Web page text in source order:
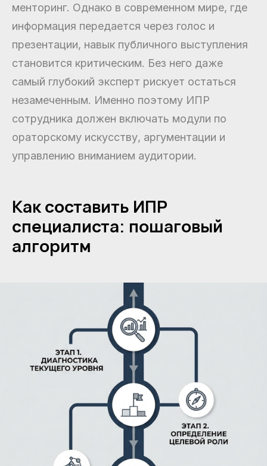
менторинг. Однако в современном мире, где
информация передается через голос и
презентации, навык публичного выступления
становится критическим. Без него даже
самый глубокий эксперт рискует остаться
незамеченным. Именно поэтому ИПР
сотрудника должен включать модули по
ораторскому искусству, аргументации и
управлению вниманием аудитории.
Как составить ИПР
специалиста: пошаговый
алгоритм